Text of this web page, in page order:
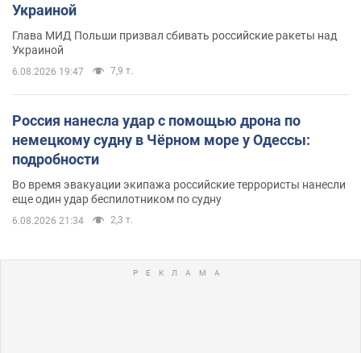
Украиной
Глава МИД Польши призвал сбивать российские ракеты над
Украиной
6.08.2026 19:47 7,9 т.
Россия нанесла удар с помощью дрона по
немецкому судну в Чёрном море у Одессы:
подробности
Во время эвакуации экипажа российские террористы нанесли
еще один удар беспилотником по судну
6.08.2026 21:34 2,3 т.